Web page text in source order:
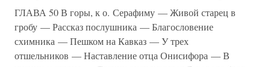
ГЛАВА 50 В горы, к о. Серафиму — Живой старец в
гробу — Рассказ послушника — Благословение
схимника — Пешком на Кавказ — У трех
отшельников — Наставление отца Онисифора — В